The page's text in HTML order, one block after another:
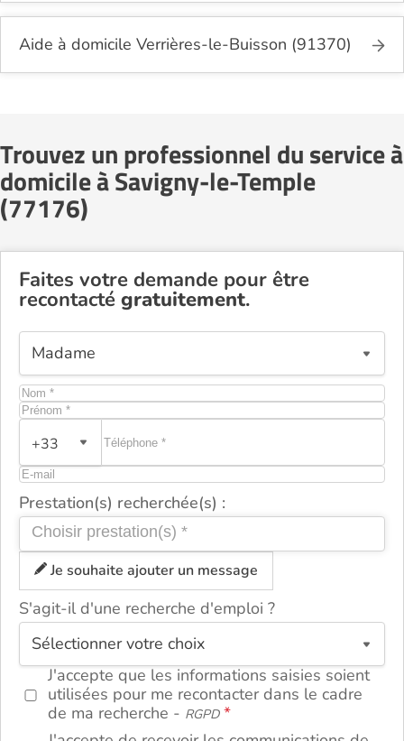
Aide à domicile Verrières-le-Buisson (91370)
Trouvez un professionnel du service à
domicile à Savigny-le-Temple
(77176)
Faites votre demande pour être
recontacté gratuitement.
+33
Prestation(s) recherchée(s) :
Je souhaite ajouter un message
S'agit-il d'une recherche d'emploi ?
J'accepte que les informations saisies soient
utilisées pour me recontacter dans le cadre
de ma recherche - RGPD
ou